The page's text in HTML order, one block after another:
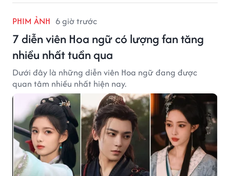
PHIM ẢNH 6 giờ trước
7 diễn viên Hoa ngữ có lượng fan tăng
nhiều nhất tuần qua
Dưới đây là những diễn viên Hoa ngữ đang được
quan tâm nhiều nhất hiện nay.